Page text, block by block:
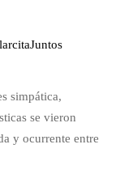
simpática,
se vieron
y ocurrente entre